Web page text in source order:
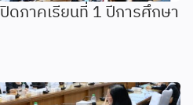
ดภาคเรียนที่ 1 ปีการศึกษา